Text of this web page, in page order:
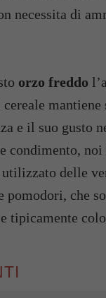
necessita di
orzo freddo
mantiene
e il suo gusto
condimento, noi
delle
pomodori, che
tipicamente